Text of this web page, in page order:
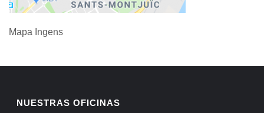
Mapa Ingens
NUESTRAS OFICINAS